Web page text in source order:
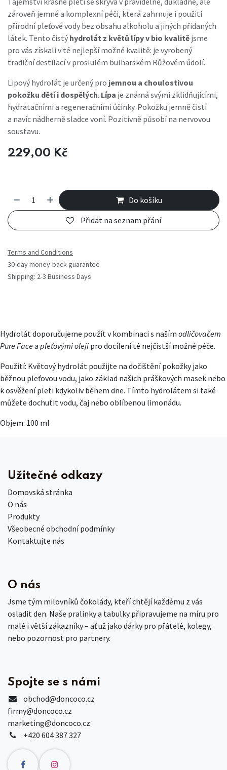
zároveň jemné a komplexní péči, která zahrnuje i použití
přírodní pleťové vody bez obsahu alkoholu a jiných přidaných
látek. Tento čistý hydrolát z květů lípy v bio kvalitě jsme
pro vás získali v té nejlepší možné kvalitě: je vyrobený
tradiční destilací v proslulém bulharském Růžovém údolí.
Lipový hydrolát je určený pro jemnou a choulostivou
pokožku dětí i dospělých. Lípa je známá svými zklidňujícími,
hydratačními a regeneračními účinky. Pokožku jemně čistí
a navíc nádherně sladce voní. Pozitivně působí na nervovou
soustavu.
229,00 Kč
Do košíku
Přidat na seznam přání
Terms and Conditions
30-day money-back guarantee
Shipping: 2-3 Business Days
Hydrolát doporučujeme použít v kombinaci s naším odličovačem
Pure Facea pleťovými oleji pro docílení té nejčistší možné péče.
Použití: Květový hydrolát použijte na dočištění pokožky jako
běžnou pleťovou vodu, jako základ našich práškových masek nebo
k osvěžení pleti kdykoliv během dne. Tímto hydrolátem si také
můžete dochutit vodu, čaj nebo oblíbenou limonádu.
Objem: 100 ml
Užitečné odkazy
Domovská stránka
O nás
Produkty
Všeobecné obchodní podmínky
Kontaktujte nás
O nás
Jsme tým milovníků čokolády, kteří chtějí každému z vás
osladit den. Naše pralinky a tabulky připravujeme na míru pro
malé i větší zákazníky – ať už jako dárky pro přátelé, kolegy,
nebo pozornost pro partnery.
Spojte se s námi
obchod@doncoco.cz
firmy@doncoco.cz
marketing@doncoco.cz
+420 604 387 327